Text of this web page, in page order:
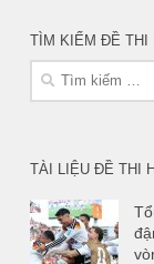
TÌM KIẾM ĐỀ THI
Tìm
TÀI LIỆU ĐỀ THI